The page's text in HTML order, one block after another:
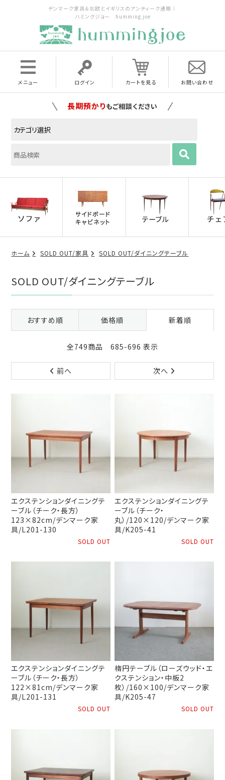
デンマーク家具＆北欧とイギリスのアンティーク通販｜
ハミングジョー humming joe
メニュー ログイン カートを見る お問い合わせ
家具の配送料は全国当店で負担いたします
ホーム SOLD OUT/家具 SOLD OUT/ダイニングテーブル
SOLD OUT/ダイニングテーブル
おすすめ順 価格順 新着順
全749商品 685-696 表示
前へ 次へ
エクステンションダイニングテ
ーブル（チーク・長方）
123×82cm/デンマーク家
具/L201-130
SOLD OUT
エクステンションダイニングテ
ーブル（チーク・
丸）/120×120/デンマーク家
具/K205-41
SOLD OUT
エクステンションダイニングテ
ーブル（チーク・長方）
122×81cm/デンマーク家
具/L201-131
SOLD OUT
楕円テーブル（ローズウッド・エ
クステンション・中板2
枚）/160×100/デンマーク家
具/K205-47
SOLD OUT